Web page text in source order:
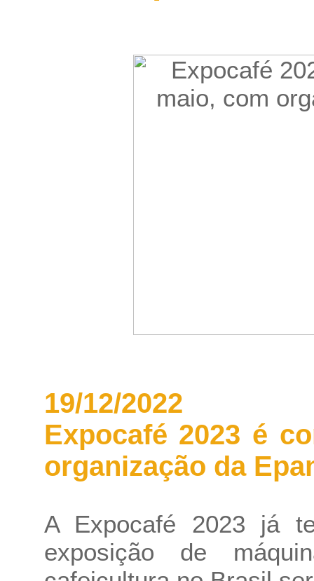
19/12/2022
Expocafé 2023 é
organização da
A Expocafé 2023 já
exposição de